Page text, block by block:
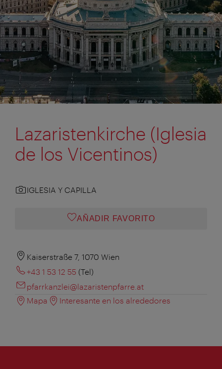
Lazaristenkirche (Iglesia
de los Vicentinos)
IGLESIA Y CAPILLA
AÑADIR FAVORITO
Kaiserstraße 7, 1070 Wien
+43 1 53 12 55 (Tel)
pfarrkanzlei@lazaristenpfarre.at
Mapa
Interesante en los alrededores